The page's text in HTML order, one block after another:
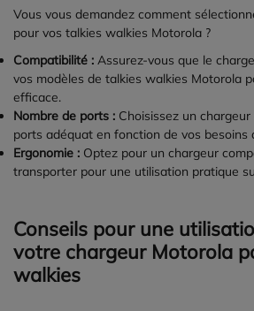
Vous vous demandez comment
pour vos talkies walkies Motorola ?
Compatibilité : Assurez-vous que le
vos modèles de talkies walkies Motorola
efficace.
Nombre de ports : Choisissez un
ports adéquat en fonction de vos besoins
Ergonomie : Optez pour un chargeur
transporter pour une utilisation pratique
Conseils pour une
votre chargeur Motorola
walkies